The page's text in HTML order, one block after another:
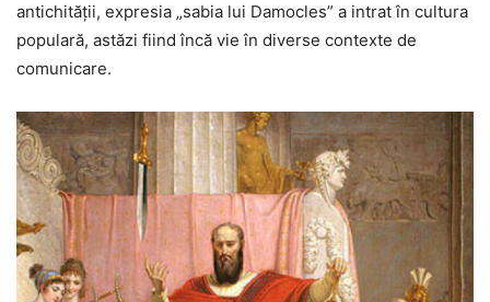
antichității, expresia „sabia lui Damocles” a intrat în cultura
populară, astăzi fiind încă vie în diverse contexte de
comunicare.